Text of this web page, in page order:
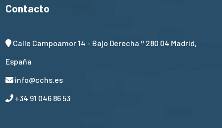
Contacto
Calle Campoamor 14 - Bajo Derecha º 280 04 Madrid,
España
info@cchs.es
+34 91 046 86 53